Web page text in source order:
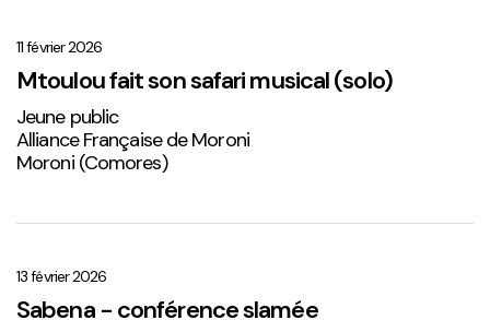
son
safari
musical
(solo)
11 février 2026
Mtoulou fait son safari musical (solo)
Jeune public
Alliance Française de Moroni
Moroni (Comores)
conférence
slamée
13 février 2026
Sabena - conférence slamée